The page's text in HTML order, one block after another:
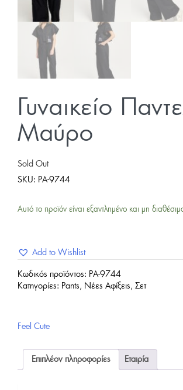
Γυναικείο
Μαύρο
Sold Out
SKU: PA-9744
Αυτό το προϊόν είναι εξαντλημένο και μη
Add to Wishlist
Κωδικός προϊόντος: PA-9744
Κατηγορίες: Pants , Νέες Αφίξεις , Σετ
Feel Cute
Επιπλέον πληροφορίες Εταιρία